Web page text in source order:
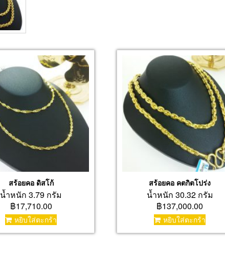
สร้อยคอ ดิสโก้
น้ำหนัก 3.79 กรัม
฿17,710.00
หยิบใส่ตะกร้า
สร้อยคอ คตกิตโปร่ง
น้ำหนัก 30.32 กรัม
฿137,000.00
หยิบใส่ตะกร้า